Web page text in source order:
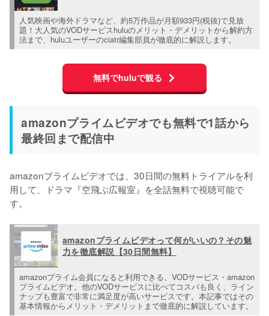
人気映画や海外ドラマなど、約5万作品が月額933円(税抜)で見放
題！大人気のVODサービスhuluのメリット・デメリットから解約方
法まで、huluユーザーのciatr編集部員が徹底的に解説します。
無料でhuluで観る
amazonプライムビデオでも無料で1話から
最終回まで配信中
amazonプライムビデオでは、30日間の無料トライアルを利
用して、ドラマ『空飛ぶ広報室』を全話無料で視聴可能で
す。
amazonプライムビデオって何がいいの？その魅
力を徹底解説【30日間無料】
amazonプライム会員になると利用できる、VODサービス・amazon
プライムビデオ。他のVODサービスに比べてコスパも良く、ライン
ナップも豊富で非常に満足度が高いサービスです。本記事ではその
基本情報からメリット・デメリットまで徹底的に解説しています。